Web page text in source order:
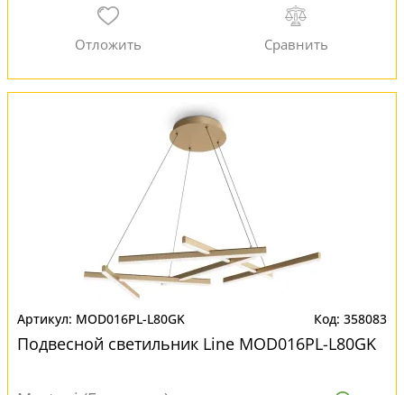
MOD016PL-L80GK 358083
Подвесной светильник Line MOD016PL-L80GK